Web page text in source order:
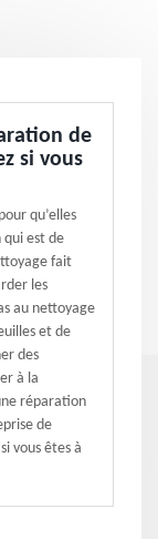
de
si vous
qu’elles
est de
fait
les
au nettoyage
et de
des
à la
réparation
de
vous êtes à